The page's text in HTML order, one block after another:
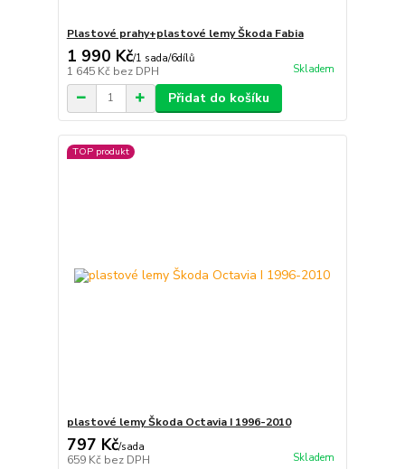
Plastové prahy+plastové lemy Škoda Fabia
1 990 Kč/1 sada/6dílů
1 645 Kč bez DPH Skladem
Přidat do košíku
TOP produkt
plastové lemy Škoda Octavia I 1996-2010
797 Kč/sada
659 Kč bez DPH Skladem